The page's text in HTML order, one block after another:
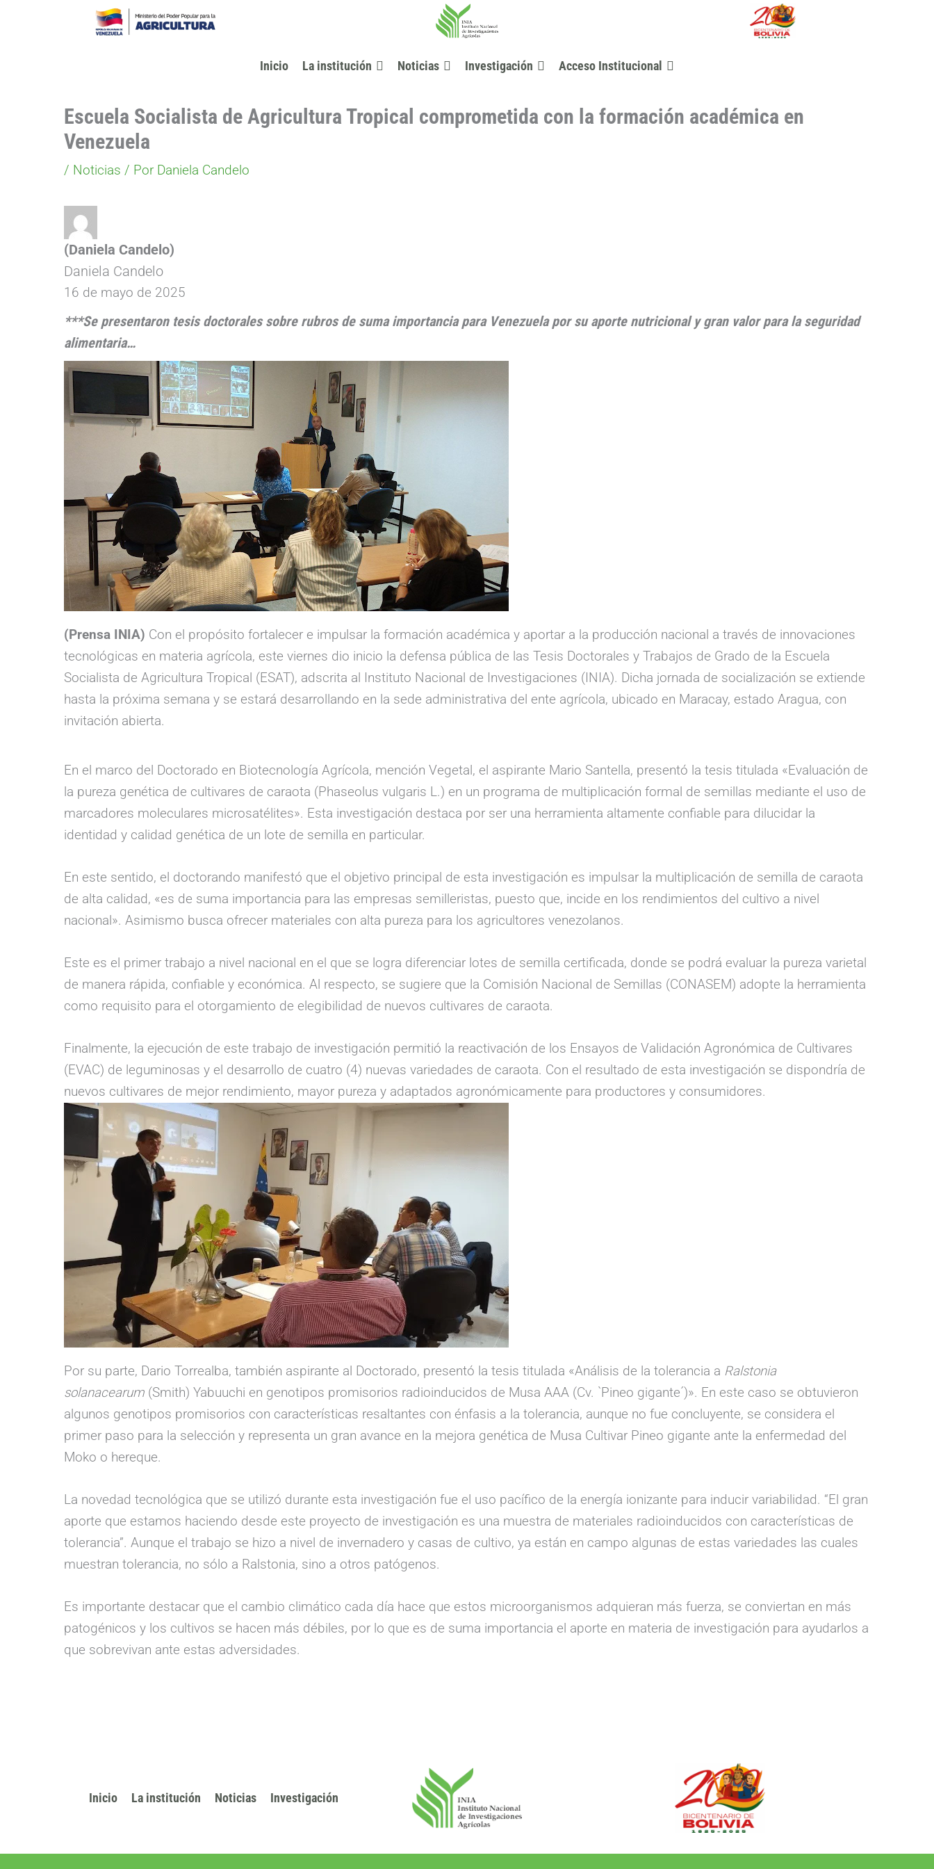
Inicio La institución Noticias Investigación Acceso Institucional
Escuela Socialista de Agricultura Tropical comprometida con la formación académica en
Venezuela
/ Noticias / Por Daniela Candelo
(Daniela Candelo)
Daniela Candelo
16 de mayo de 2025
***Se presentaron tesis doctorales sobre rubros de suma importancia para Venezuela por su aporte nutricional y gran valor para la seguridad
alimentaria…
(Prensa INIA) Con el propósito fortalecer e impulsar la formación académica y aportar a la producción nacional a través de innovaciones
tecnológicas en materia agrícola, este viernes dio inicio la defensa pública de las Tesis Doctorales y Trabajos de Grado de la Escuela
Socialista de Agricultura Tropical (ESAT), adscrita al Instituto Nacional de Investigaciones (INIA). Dicha jornada de socialización se extiende
hasta la próxima semana y se estará desarrollando en la sede administrativa del ente agrícola, ubicado en Maracay, estado Aragua, con
invitación abierta.
En el marco del Doctorado en Biotecnología Agrícola, mención Vegetal, el aspirante Mario Santella, presentó la tesis titulada «Evaluación de
la pureza genética de cultivares de caraota (Phaseolus vulgaris L.) en un programa de multiplicación formal de semillas mediante el uso de
marcadores moleculares microsatélites». Esta investigación destaca por ser una herramienta altamente confiable para dilucidar la
identidad y calidad genética de un lote de semilla en particular.
En este sentido, el doctorando manifestó que el objetivo principal de esta investigación es impulsar la multiplicación de semilla de caraota
de alta calidad, «es de suma importancia para las empresas semilleristas, puesto que, incide en los rendimientos del cultivo a nivel
nacional». Asimismo busca ofrecer materiales con alta pureza para los agricultores venezolanos.
Este es el primer trabajo a nivel nacional en el que se logra diferenciar lotes de semilla certificada, donde se podrá evaluar la pureza varietal
de manera rápida, confiable y económica. Al respecto, se sugiere que la Comisión Nacional de Semillas (CONASEM) adopte la herramienta
como requisito para el otorgamiento de elegibilidad de nuevos cultivares de caraota.
Finalmente, la ejecución de este trabajo de investigación permitió la reactivación de los Ensayos de Validación Agronómica de Cultivares
(EVAC) de leguminosas y el desarrollo de cuatro (4) nuevas variedades de caraota. Con el resultado de esta investigación se dispondría de
nuevos cultivares de mejor rendimiento, mayor pureza y adaptados agronómicamente para productores y consumidores.
Por su parte, Dario Torrealba, también aspirante al Doctorado, presentó la tesis titulada «Análisis de la tolerancia a Ralstonia
solanacearum (Smith) Yabuuchi en genotipos promisorios radioinducidos de Musa AAA (Cv. `Pineo gigante´)». En este caso se obtuvieron
algunos genotipos promisorios con características resaltantes con énfasis a la tolerancia, aunque no fue concluyente, se considera el
primer paso para la selección y representa un gran avance en la mejora genética de Musa Cultivar Pineo gigante ante la enfermedad del
Moko o hereque.
La novedad tecnológica que se utilizó durante esta investigación fue el uso pacífico de la energía ionizante para inducir variabilidad. “El gran
aporte que estamos haciendo desde este proyecto de investigación es una muestra de materiales radioinducidos con características de
tolerancia”. Aunque el trabajo se hizo a nivel de invernadero y casas de cultivo, ya están en campo algunas de estas variedades las cuales
muestran tolerancia, no sólo a Ralstonia, sino a otros patógenos.
Es importante destacar que el cambio climático cada día hace que estos microorganismos adquieran más fuerza, se conviertan en más
patogénicos y los cultivos se hacen más débiles, por lo que es de suma importancia el aporte en materia de investigación para ayudarlos a
que sobrevivan ante estas adversidades.
Inicio La institución Noticias Investigación